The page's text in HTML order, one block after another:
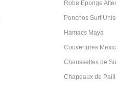
Robe Éponge
Ponchos Surf
Hamacs Maya
Couvertures
Chaussettes de
Chapeaux de